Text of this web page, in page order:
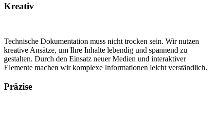
Kreativ
Technische Dokumentation muss nicht trocken sein. Wir nutzen
kreative Ansätze, um Ihre Inhalte lebendig und spannend zu
gestalten. Durch den Einsatz neuer Medien und interaktiver
Elemente machen wir komplexe Informationen leicht verständlich.
Präzise